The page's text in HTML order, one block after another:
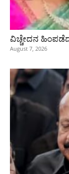
ವಿಚ್ಚೇದನ
August 7, 2026